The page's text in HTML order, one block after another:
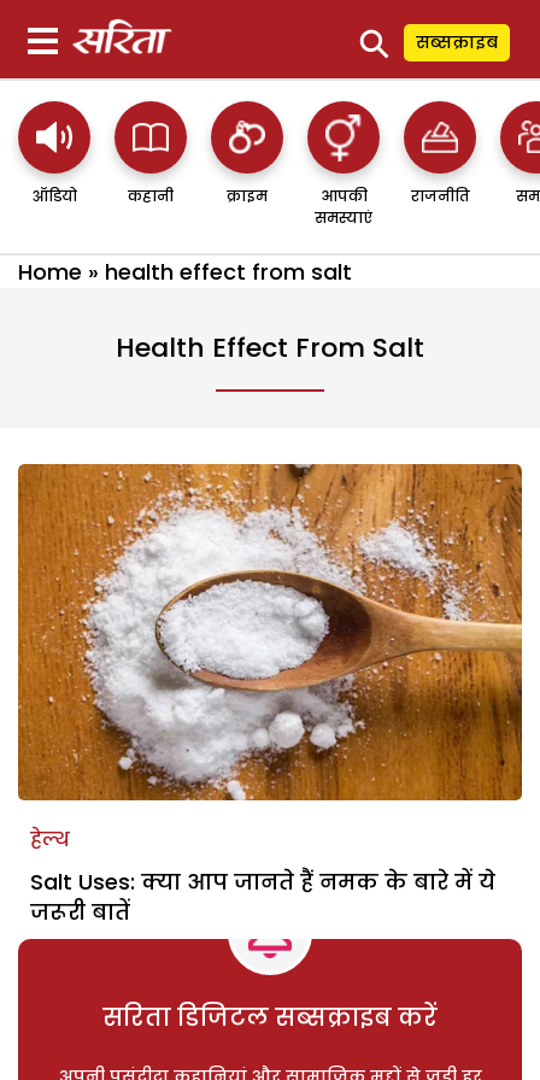
⚲ सब्सक्राइब
ऑडियो कहानी क्राइम
आपकी
समस्याएं
राजनीति
Home » health effect from salt
Health Effect From Salt
हेल्थ
Salt Uses: क्या आप जानते हैं नमक के बारे में ये
जरूरी बातें
सरिता डिजिटल सब्सक्राइब करें